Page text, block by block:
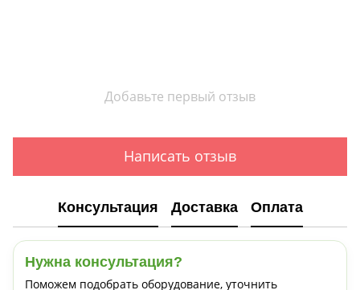
Добавьте первый отзыв
Написать отзыв
Консультация Доставка Оплата
Нужна консультация?
Поможем подобрать оборудование, уточнить